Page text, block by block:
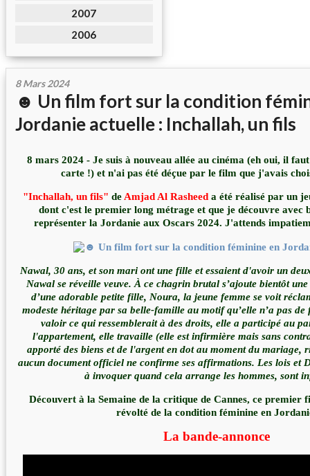
2007
2006
8 Mars 2024
☻ Un film fort sur la condition
Jordanie actuelle : Inchallah, un fils
8 mars 2024 - Je suis à nouveau allée au cinéma (eh oui, il
carte !) et n'ai pas été déçue par le film que j'avais
"Inchallah, un fils" de Amjad Al Rasheed a été réalisé par un
dont c'est le premier long métrage et que je découvre avec
représenter la Jordanie aux Oscars 2024. J'attends
Nawal, 30 ans, et son mari ont une fille et essaient d'avoir un
Nawal se réveille veuve. À ce chagrin brutal s’ajoute bientôt
d’une adorable petite fille, Noura, la jeune femme se voit
modeste héritage par sa belle-famille au motif qu’elle n’a pas
valoir ce qui ressemblerait à des droits, elle a participé au
l'appartement, elle travaille (elle est infirmière mais sans
apporté des biens et de l'argent en dot au moment du
aucun document officiel ne confirme ses affirmations. Les lois et
à invoquer quand cela arrange les hommes, sont
Découvert à la Semaine de la critique de Cannes, ce premier
révolté de la condition féminine en
La bande-annonce